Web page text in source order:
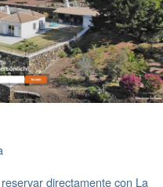
directamente con La